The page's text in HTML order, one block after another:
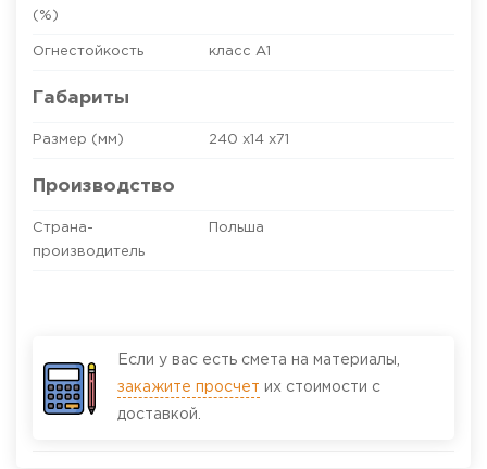
(%)
Огнестойкость класс A1
Габариты
Размер (мм) 240 x14 x71
Производство
Страна-
производитель
Польша
Если у вас есть смета на материалы,
закажите просчет их стоимости с
доставкой.